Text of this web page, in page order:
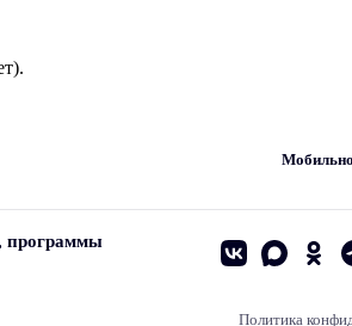
программы
Политика